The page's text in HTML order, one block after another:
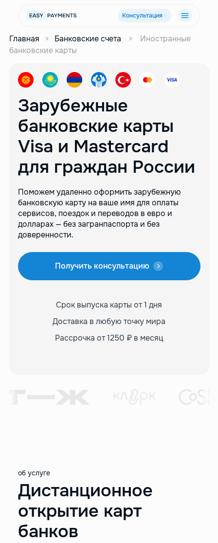
Консультация
Главная > Банковские счета >
Иностранные
банковские карты
Зарубежные
банковские карты
Visa и Mastercard
для граждан России
Поможем удаленно оформить зарубежную
банковскую карту на ваше имя для оплаты
сервисов, поездок и переводов в евро и
долларах — без загранпаспорта и без
доверенности.
Получить консультацию
Срок выпуска карты от 1 дня
Доставка в любую точку мира
Рассрочка от 1250 ₽ в месяц
об услуге
Дистанционное
открытие карт
банков